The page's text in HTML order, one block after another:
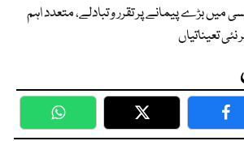
میں بڑے پیمانے پر تقرر و تبادلے، متعدد اہم
تعیناتیاں
WhatsApp Twitter